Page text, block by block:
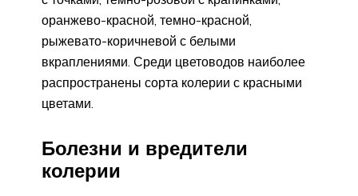
оранжево-красной, темно-красной,
рыжевато-коричневой с белыми
вкраплениями. Среди цветоводов наиболее
распространены сорта колерии с красными
цветами.
Болезни и вредители
колерии